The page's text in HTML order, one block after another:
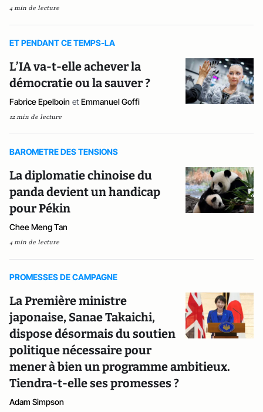
4 min de lecture
ET PENDANT CE TEMPS-LA
L’IA va-t-elle achever la
démocratie ou la sauver ?
Fabrice Epelboin et Emmanuel Goffi
12 min de lecture
BAROMETRE DES TENSIONS
La diplomatie chinoise du
panda devient un handicap
pour Pékin
Chee Meng Tan
4 min de lecture
PROMESSES DE CAMPAGNE
La Première ministre
japonaise, Sanae Takaichi,
dispose désormais du soutien
politique nécessaire pour
mener à bien un programme ambitieux.
Tiendra-t-elle ses promesses ?
Adam Simpson